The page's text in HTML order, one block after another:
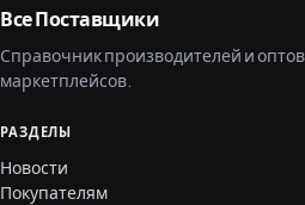
Все Поставщики
Справочник производителей и
маркетплейсов.
РАЗДЕЛЫ
Новости
Покупателям